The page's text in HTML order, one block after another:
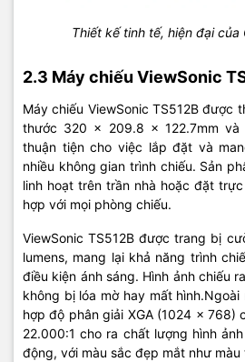
Thiết kế tinh tế, hiện đại của
2.3 Máy chiếu ViewSonic
Máy chiếu ViewSonic TS512B được
thước 320 x 209.8 x 122.7mm và
thuận tiện cho việc lắp đặt và
nhiều không gian trình chiếu. Sản
linh hoạt trên trần nhà hoặc đặt
hợp với mọi phòng chiếu.
ViewSonic TS512B được trang bị
lumens, mang lại khả năng trình
điều kiện ánh sáng. Hình ảnh chiếu
không bị lóa mờ hay mất
hợp độ phân giải XGA (1024 x 768)
22.000:1 cho ra chất lượng hình
động, với màu sắc đẹp mắt như màu